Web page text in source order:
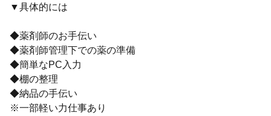
▼具体的には
◆薬剤師のお手伝い
◆薬剤師管理下での薬の準備
◆簡単なPC入力
◆棚の整理
◆納品の手伝い
※一部軽い力仕事あり